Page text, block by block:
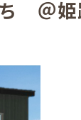
ち ＠